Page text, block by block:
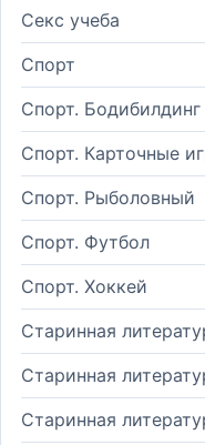
Секс учеба
Спорт
Спорт. Бодибилдинг
Спорт. Карточные
Спорт. Рыболовный
Спорт. Футбол
Спорт. Хоккей
Старинная
Старинная
Старинная